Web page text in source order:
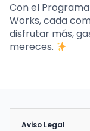
Con el
Works, cada
disfrutar más,
mereces.
Aviso Legal